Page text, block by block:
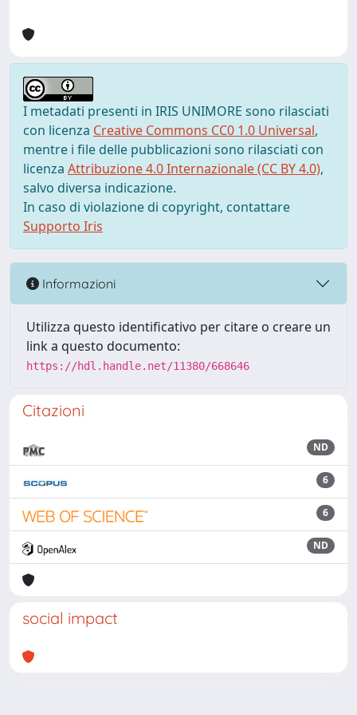
I metadati presenti in IRIS UNIMORE sono rilasciati
con licenza Creative Commons CC0 1.0 Universal,
mentre i file delle pubblicazioni sono rilasciati con
licenza Attribuzione 4.0 Internazionale (CC BY 4.0),
salvo diversa indicazione.
In caso di violazione di copyright, contattare
Supporto Iris
Informazioni
Utilizza questo identificativo per citare o creare un
link a questo documento:
https://hdl.handle.net/11380/668646
Citazioni
ND
6
6
ND
social impact